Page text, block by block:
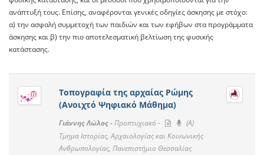
ανάπτυξή τους. Επίσης, αναφέρονται γενικές οδηγίες άσκησης με στόχο:
α) την ασφαλή συμμετοχή των παιδιών και των εφήβων στα προγράμματα
άσκησης και β) την πιο αποτελεσματική βελτίωση της φυσικής
κατάστασης.
Τοπογραφία της αρχαίας Ρώμης
(Ανοιχτό Ψηφιακό Μάθημα)
Γιάννης Λώλος -Προπτυχιακό -
(A)
Τμημα Ιστορίας, Αρχαιολογίας και Κοινωνικής
Ανθρωπολογίας, Πανεπιστήμιο Θεσσαλίας